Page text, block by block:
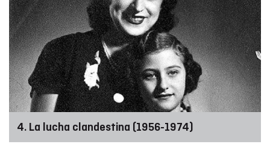
4. La lucha clandestina (1956-1974)